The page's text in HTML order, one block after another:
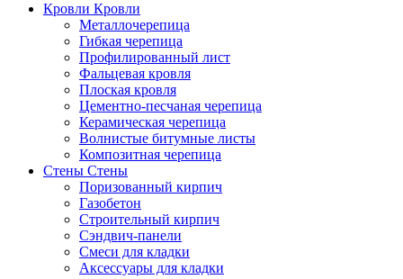
Кровли Кровли
Металлочерепица
Гибкая черепица
Профилированный лист
Фальцевая кровля
Плоская кровля
Цементно-песчаная черепица
Керамическая черепица
Волнистые битумные листы
Композитная черепица
Стены Стены
Поризованный кирпич
Газобетон
Строительный кирпич
Сэндвич-панели
Смеси для кладки
Аксессуары для кладки